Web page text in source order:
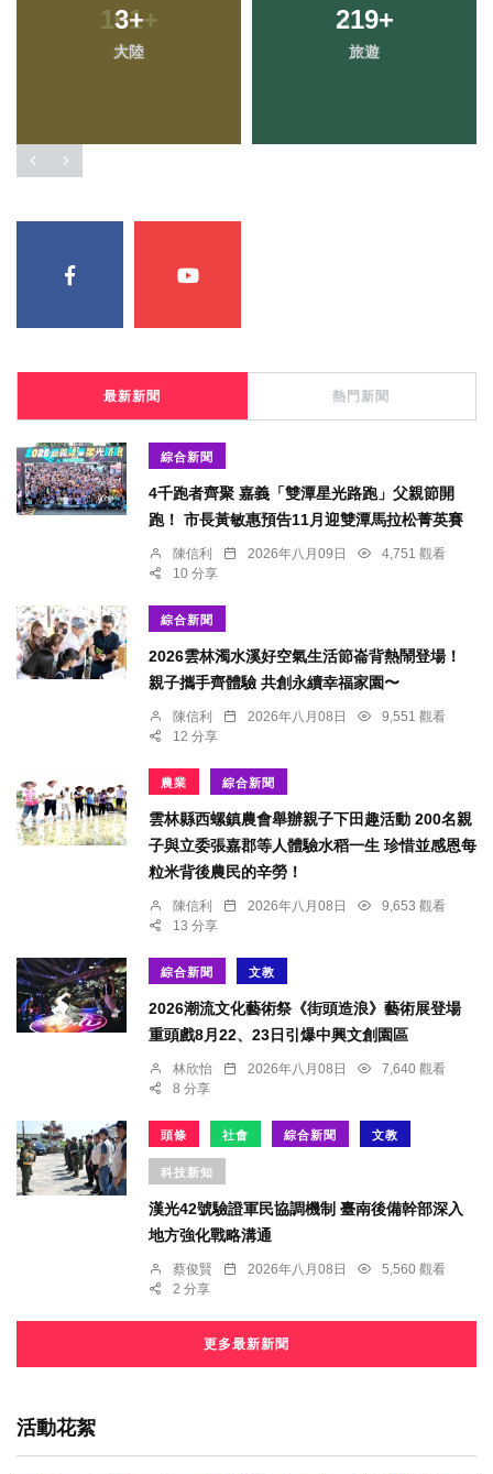
3+
大陸
219+
旅遊
最新新聞 熱門新聞
綜合新聞
4千跑者齊聚 嘉義「雙潭星光路跑」父親節開
跑！ 市長黃敏惠預告11月迎雙潭馬拉松菁英賽
陳信利 2026年八月09日
4,751 觀看
10 分享
綜合新聞
2026雲林濁水溪好空氣生活節崙背熱鬧登場！
親子攜手齊體驗 共創永續幸福家園〜
陳信利 2026年八月08日
9,551 觀看
12 分享
農業 綜合新聞
雲林縣西螺鎮農會舉辦親子下田趣活動 200名親
子與立委張嘉郡等人體驗水稻一生 珍惜並感恩每
粒米背後農民的辛勞！
陳信利 2026年八月08日
9,653 觀看
13 分享
綜合新聞 文教
2026潮流文化藝術祭《街頭造浪》藝術展登場
重頭戲8月22、23日引爆中興文創園區
林欣怡 2026年八月08日
7,640 觀看
8 分享
頭條 社會 綜合新聞 文教
科技新知
漢光42號驗證軍民協調機制 臺南後備幹部深入
地方強化戰略溝通
蔡俊賢 2026年八月08日
5,560 觀看
2 分享
更多最新新聞
活動花絮